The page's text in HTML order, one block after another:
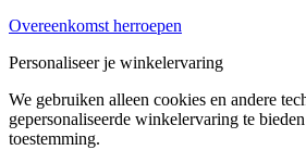
Overeenkomst herroepen
Personaliseer je winkelervaring
We gebruiken alleen cookies en andere
gepersonaliseerde winkelervaring te
toestemming.